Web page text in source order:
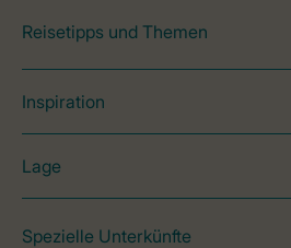
Reisetipps und Themen
Inspiration
Lage
Spezielle Unterkünfte